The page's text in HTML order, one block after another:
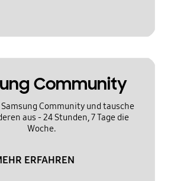
Community
Community und tausche
aus - 24 Stunden, 7 Tage die
Woche.
ERFAHREN